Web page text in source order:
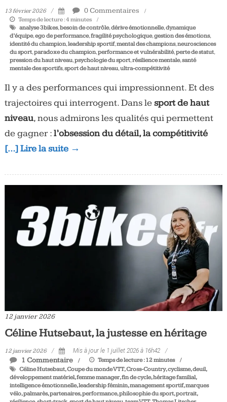
13 février 2026 0 Commentaires
Temps de lecture :4 minutes
analyse 3bikes,besoin de contrôle,dérive émotionnelle,dynamique
d’équipe,ego de performance,fragilité psychologique,gestion des émotions,
identité du champion,leadership sportif,mental des champions,neurosciences
du sport,paradoxe du champion,performance et vulnérabilité,perte de statut,
pression du haut niveau,psychologie du sport,résilience mentale,santé
mentale des sportifs,sport de haut niveau,ultra-compétitivité
Il y a des performances qui impressionnent. Et des
trajectoires qui interrogent. Dans lesport de haut
niveau, nous admirons les qualités qui permettent
de gagner :l’obsession du détail, la compétitivité
[…] Lire la suite →
12 janvier 2026
Céline Hutsebaut, la justesse en héritage
12 janvier 2026 Mis à jour le 1 juillet 2026 à 16h42
1 Commentaire Temps de lecture : 12minutes
Céline Hutsebaut,Coupe du monde VTT,Cross-Country,cyclisme,deuil,
développement matériel,femme manager,fin de cycle,héritage familial,
intelligence émotionnelle,leadership féminin,management sportif,marques
vélo,palmarès,partenaires,performance,philosophie du sport,portrait,